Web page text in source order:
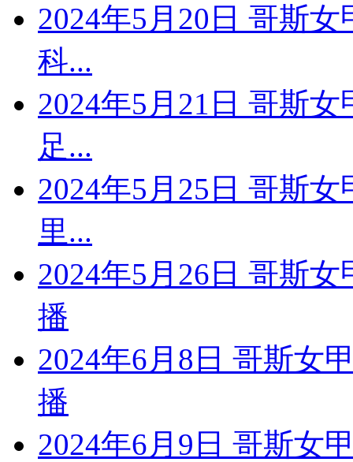
2024年5月20日 哥斯
科...
2024年5月21日 哥斯
足...
2024年5月25日 哥斯
里...
2024年5月26日 哥斯
播
2024年6月8日 哥斯女
播
2024年6月9日 哥斯女